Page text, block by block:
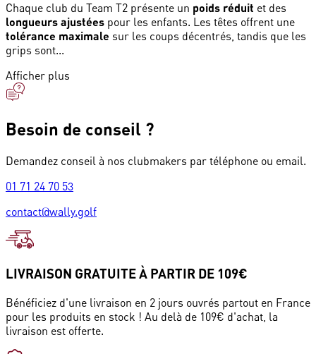
Chaque club du Team T2 présente un poids réduit et des
longueurs ajustées pour les enfants. Les têtes offrent une
tolérance maximale sur les coups décentrés, tandis que les
grips sont...
Afficher plus
Besoin de conseil ?
Demandez conseil à nos clubmakers par téléphone ou email.
01 71 24 70 53
contact@wally.golf
LIVRAISON GRATUITE À PARTIR DE 109€
Bénéficiez d'une livraison en 2 jours ouvrés partout en France
pour les produits en stock ! Au delà de 109€ d'achat, la
livraison est offerte.